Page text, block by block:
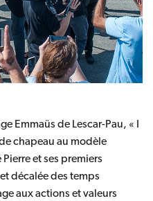
Emmaüs de Lescar-Pau, « I
chapeau au modèle
et ses premiers
décalée des temps
aux actions et valeurs